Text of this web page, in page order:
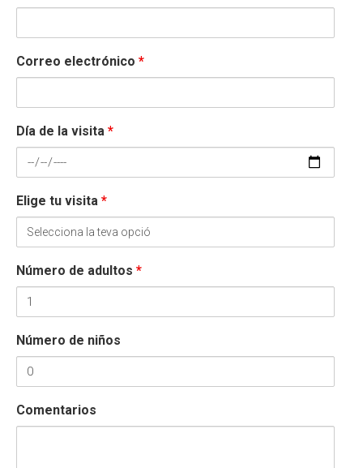
Correo electrónico *
Día de la visita *
Elige tu visita *
Número de adultos *
Número de niños
Comentarios